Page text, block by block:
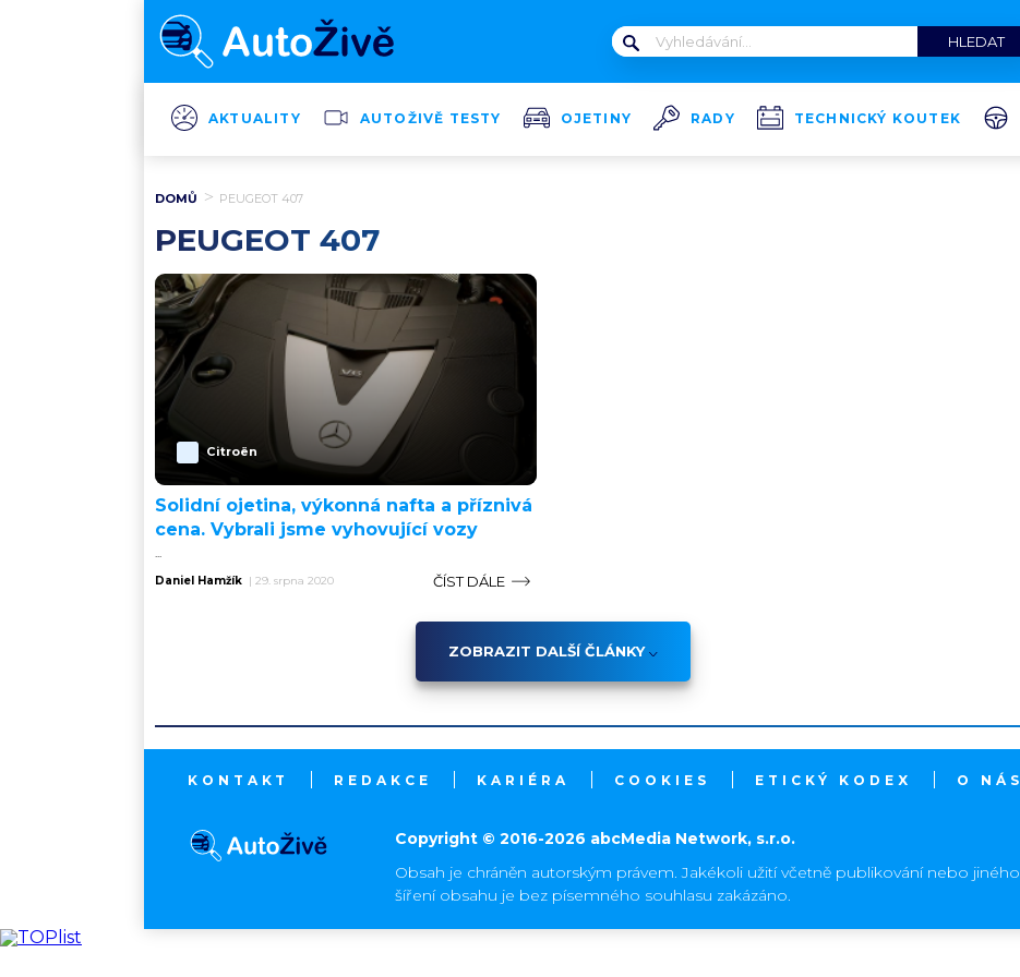
AKTUALITY AUTOŽIVĚ TESTY OJETINY RADY TECHNICKÝ KOUTEK
DOMŮ PEUGEOT 407
PEUGEOT 407
Citroën
Solidní ojetina, výkonná nafta a příznivá
cena. Vybrali jsme vyhovující vozy
...
Daniel Hamžík | 29. srpna 2020 ČÍST DÁLE
ZOBRAZIT DALŠÍ ČLÁNKY
KONTAKT REDAKCE KARIÉRA COOKIES ETICKÝ KODEX O NÁS
Copyright © 2016-2026 abcMedia Network, s.r.o.
Obsah je chráněn autorským právem. Jakékoli užití včetně publikování nebo jiného
šíření obsahu je bez písemného souhlasu zakázáno.